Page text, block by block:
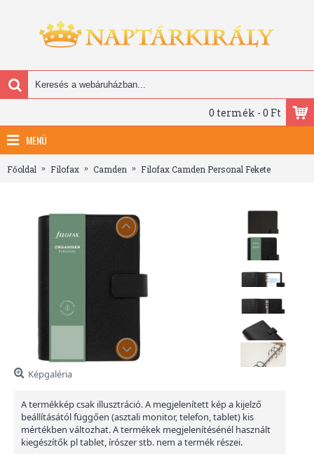
0 termék - 0 Ft
MENÜ
Főoldal Filofax Camden Filofax Camden Personal Fekete
Képgaléria
A termékkép csak illusztráció. A megjelenített kép a kijelző
beállításától függően (asztali monitor, telefon, tablet) kis
mértékben változhat. A termékek megjelenítésénél használt
kiegészítők pl tablet, írószer stb. nem a termék részei.